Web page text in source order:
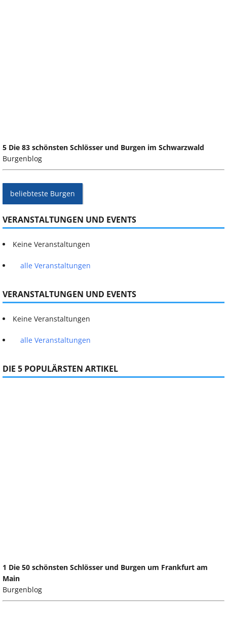
5 Die 83 schönsten Schlösser und Burgen im Schwarzwald
Burgenblog
beliebteste Burgen
VERANSTALTUNGEN UND EVENTS
Keine Veranstaltungen
alle Veranstaltungen
VERANSTALTUNGEN UND EVENTS
Keine Veranstaltungen
alle Veranstaltungen
DIE 5 POPULÄRSTEN ARTIKEL
1 Die 50 schönsten Schlösser und Burgen um Frankfurt am
Main
Burgenblog